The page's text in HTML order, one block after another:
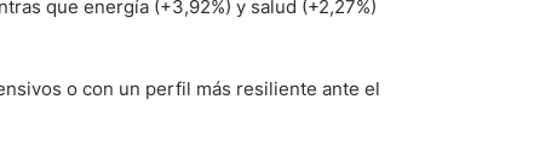
que energía (+3,92%) y salud (+2,27%)
o con un perfil más resiliente ante el